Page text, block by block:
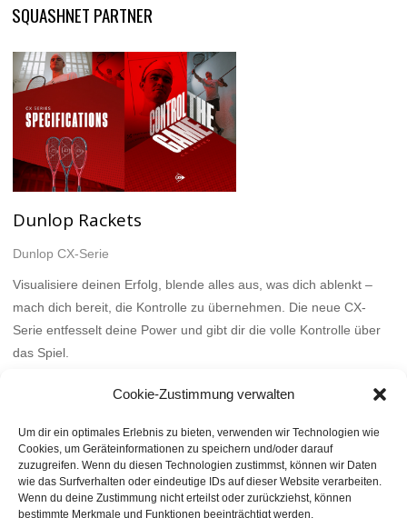
Cookie-Zustimmung verwalten
Um dir ein optimales Erlebnis zu bieten, verwenden wir Technologien wie
Cookies, um Geräteinformationen zu speichern und/oder darauf
zuzugreifen. Wenn du diesen Technologien zustimmst, können wir Daten
wie das Surfverhalten oder eindeutige IDs auf dieser Website verarbeiten.
Wenn du deine Zustimmung nicht erteilst oder zurückziehst, können
bestimmte Merkmale und Funktionen beeinträchtigt werden.
SQUASHNET PARTNER
Dunlop Rackets
Dunlop CX-Serie
Visualisiere deinen Erfolg, blende alles aus, was dich ablenkt –
mach dich bereit, die Kontrolle zu übernehmen. Die neue CX-
Serie entfesselt deine Power und gibt dir die volle Kontrolle über
das Spiel.